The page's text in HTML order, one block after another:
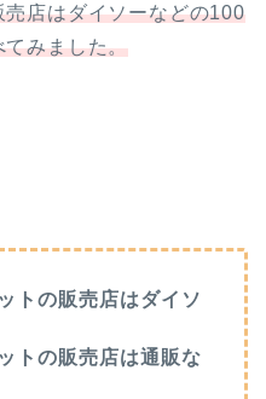
店はダイソーなどの100
てみました。
トの販売店はダイソ
トの販売店は通販な